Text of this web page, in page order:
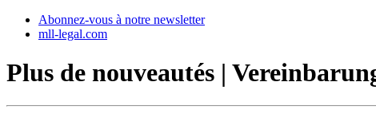
Abonnez-vous à notre newsletter
mll-legal.com
Plus de nouveautés |